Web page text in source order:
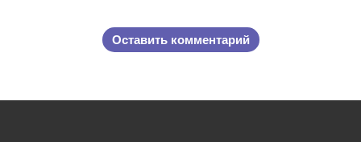
Оставить комментарий